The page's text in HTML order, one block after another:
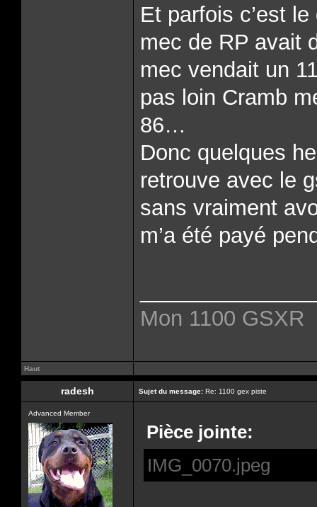
Et parfois c’est
mec de RP avait
mec vendait un
pas loin Cramb
86…
Donc quelques
retrouve avec le
sans vraiment
m’a été payé
Mon 1100 GSXR
Haut
radesh Sujet du message: Re: 1100 gex piste
Advanced Member
Pièce jointe:
IMG_0070.jpeg